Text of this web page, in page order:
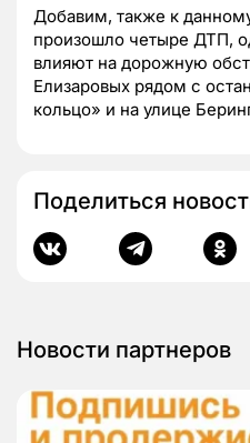
Добавим, также к
произошло четыре ДТП,
влияют на дорожную
Елизаровых рядом с
кольцо» и на улице
Поделиться
Новости партнеров